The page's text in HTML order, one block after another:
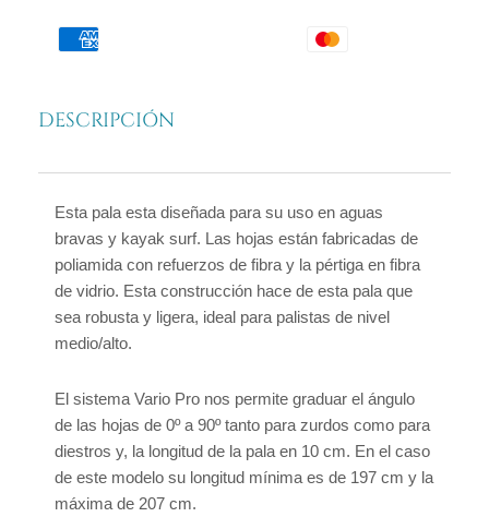
Pro
DESCRIPCIÓN
Esta pala esta diseñada para su uso en aguas
bravas y kayak surf. Las hojas están fabricadas de
poliamida con refuerzos de fibra y la pértiga en fibra
de vidrio. Esta construcción hace de esta pala que
sea robusta y ligera, ideal para palistas de nivel
medio/alto.
El sistema Vario Pro nos permite graduar el ángulo
de las hojas de 0º a 90º tanto para zurdos como para
diestros y, la longitud de la pala en 10 cm. En el caso
de este modelo su longitud mínima es de 197 cm y la
máxima de 207 cm.